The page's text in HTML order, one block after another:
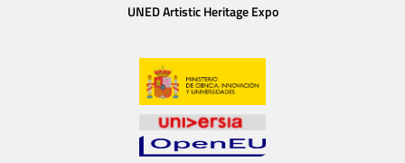
UNED Artistic Heritage Expo